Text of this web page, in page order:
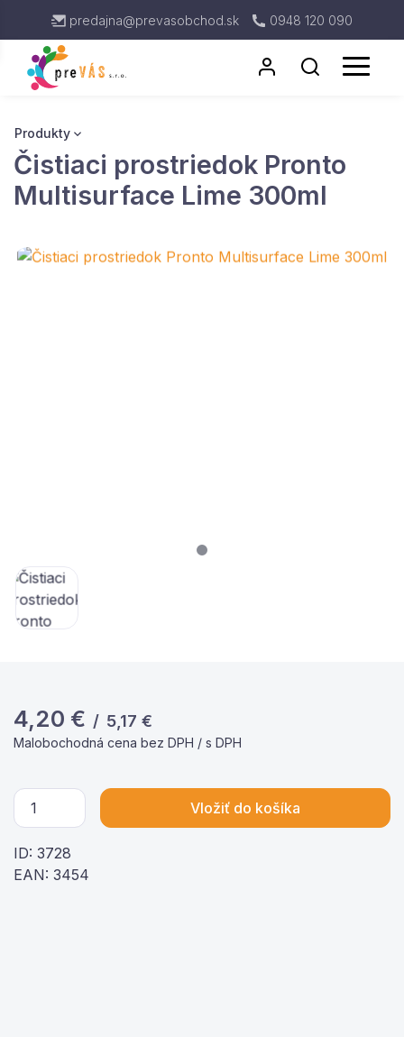
predajna@prevasobchod.sk 0948 120 090
Antigénové testy
Rukavice
Respirátor
Dávkovače
Toaletný Papier
Produkty
Čistiaci prostriedok Pronto
Multisurface Lime 300ml
4,20 € / 5,17 €
Malobochodná cena bez DPH / s DPH
Vložiť do košíka
ID: 3728
EAN: 3454